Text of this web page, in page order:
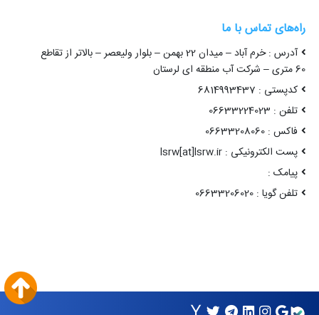
راه‌های تماس با ما
آدرس : خرم آباد – میدان 22 بهمن – بلوار ولیعصر – بالاتر از تقاطع
60 متری – شرکت آب منطقه ای لرستان
کدپستی : 6814993437
تلفن : 06633224023
فاکس : 06633208060
پست الکترونیکی : lsrw[at]lsrw.ir
پیامک :
تلفن گویا : 06633206020